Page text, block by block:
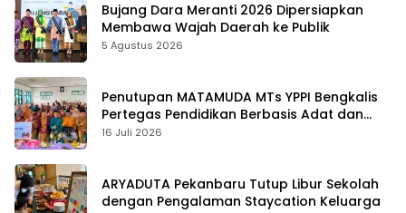
Bujang Dara Meranti 2026 Dipersiapkan
Membawa Wajah Daerah ke Publik
5 Agustus 2026
Penutupan MATAMUDA MTs YPPI Bengkalis
Pertegas Pendidikan Berbasis Adat dan
Karakter
16 Juli 2026
ARYADUTA Pekanbaru Tutup Libur Sekolah
dengan Pengalaman Staycation Keluarga